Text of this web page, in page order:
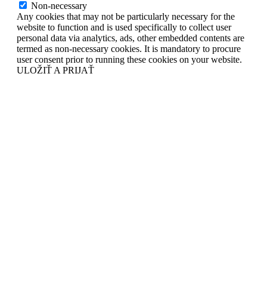
Non-necessary
Any cookies that may not be particularly necessary for the
website to function and is used specifically to collect user
personal data via analytics, ads, other embedded contents are
termed as non-necessary cookies. It is mandatory to procure
user consent prior to running these cookies on your website.
ULOŽIŤ A PRIJAŤ